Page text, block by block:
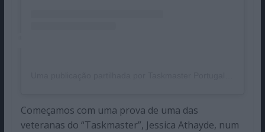
Começamos com uma prova de uma das
veteranas do “Taskmaster”, Jessica Athayde, num